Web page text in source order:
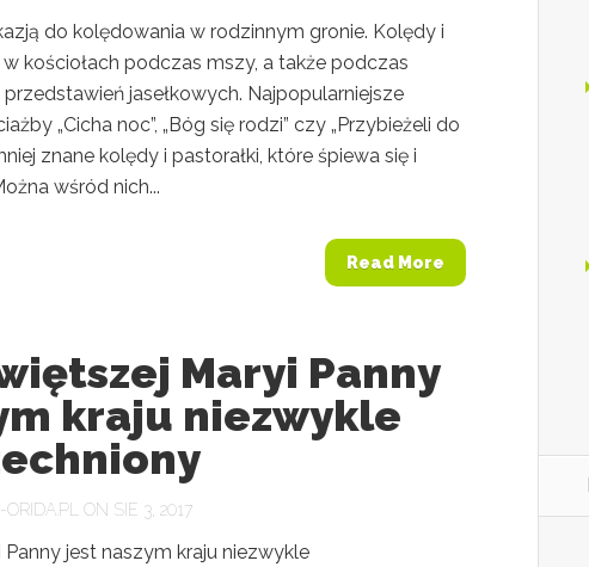
do kolędowania w rodzinnym gronie. Kolędy i
kościołach podczas mszy, a także podczas
jasełkowych. Najpopularniejsze
„Cicha noc”, „Bóg się rodzi” czy „Przybieżeli do
znane kolędy i pastorałki, które śpiewa się i
wśród nich...
Read More
Maryi Panny
kraju niezwykle
ON SIE 3, 2017
jest naszym kraju niezwykle